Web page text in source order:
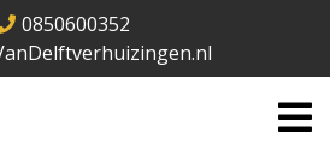
0850600352